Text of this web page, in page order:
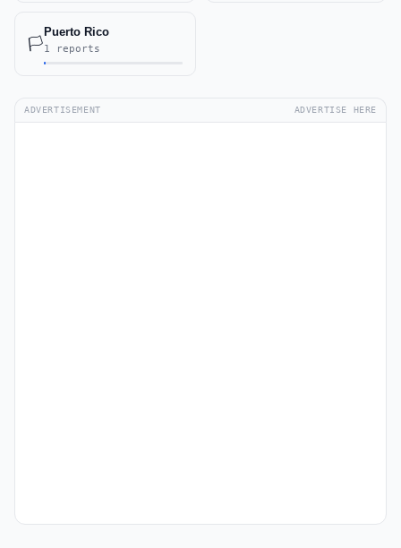
🏳️
Puerto Rico
1 reports
ADVERTISEMENT ADVERTISE HERE